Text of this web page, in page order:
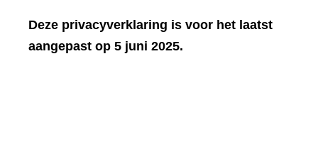
andere
Deze privacyverklaring is voor het laatst
aangepast op 5 juni 2025.